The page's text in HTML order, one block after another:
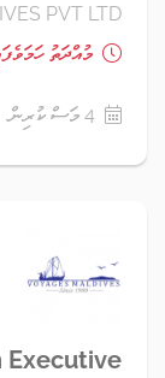
PVT LTD
މުއްދަތު
4 މަސް ކުރިން
Executive